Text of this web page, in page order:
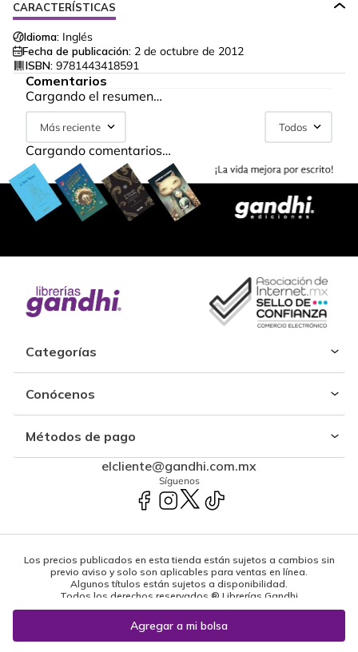
CARACTERÍSTICAS
Idioma: Inglés
Fecha de publicación: 2 de octubre de 2012
ISBN: 9781443418591
Comentarios
Cargando el resumen…
Más reciente Todos
Cargando comentarios…
Categorías
Conócenos
Métodos de pago
elcliente@gandhi.com.mx
Síguenos
Los precios publicados en esta tienda están sujetos a cambios sin
previo aviso y solo son aplicables para ventas en línea.
Algunos títulos están sujetos a disponibilidad.
Todos los derechos reservados ® Librerías Gandhi